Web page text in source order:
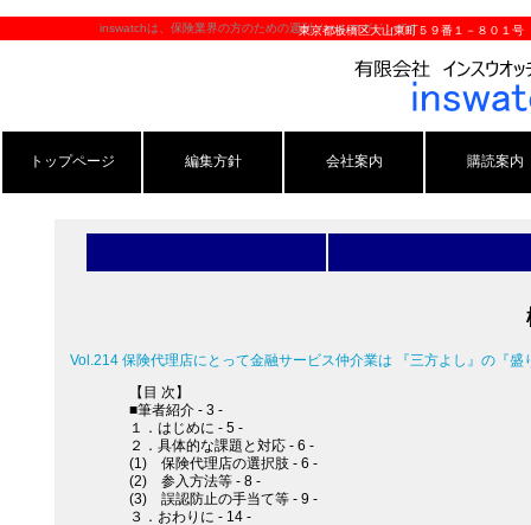
inswatchは、保険業界の方のための週刊メールマガジンです。
東京都板橋区大山東町５９番１－８０１号
トップページ 編集方針 会社案内 購読案内
Vol.214 保険代理店にとって金融サービス仲介業は 『三方よし』の『盛
【目 次】
■筆者紹介 - 3 -
１．はじめに - 5 -
２．具体的な課題と対応 - 6 -
(1) 保険代理店の選択肢 - 6 -
(2) 参入方法等 - 8 -
(3) 誤認防止の手当て等 - 9 -
３．おわりに - 14 -